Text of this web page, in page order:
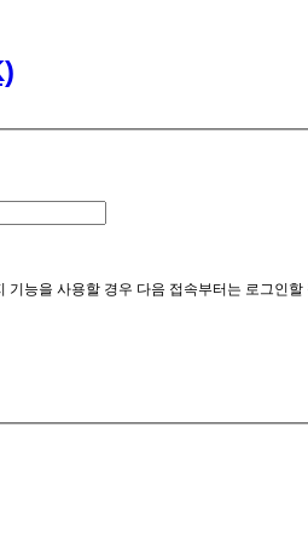
능을 사용할 경우 다음 접속부터는 로그